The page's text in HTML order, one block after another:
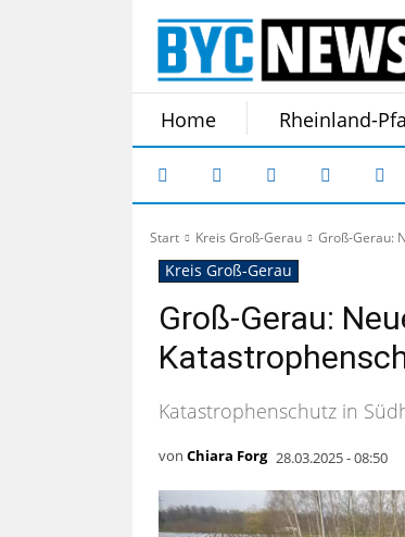
Home Rheinland-
Start Kreis Groß-Gerau Groß-Gerau:
Kreis Groß-Gerau
Groß-Gerau:
Katastrophenschutz in
von Chiara Forg 28.03.2025 - 08:50